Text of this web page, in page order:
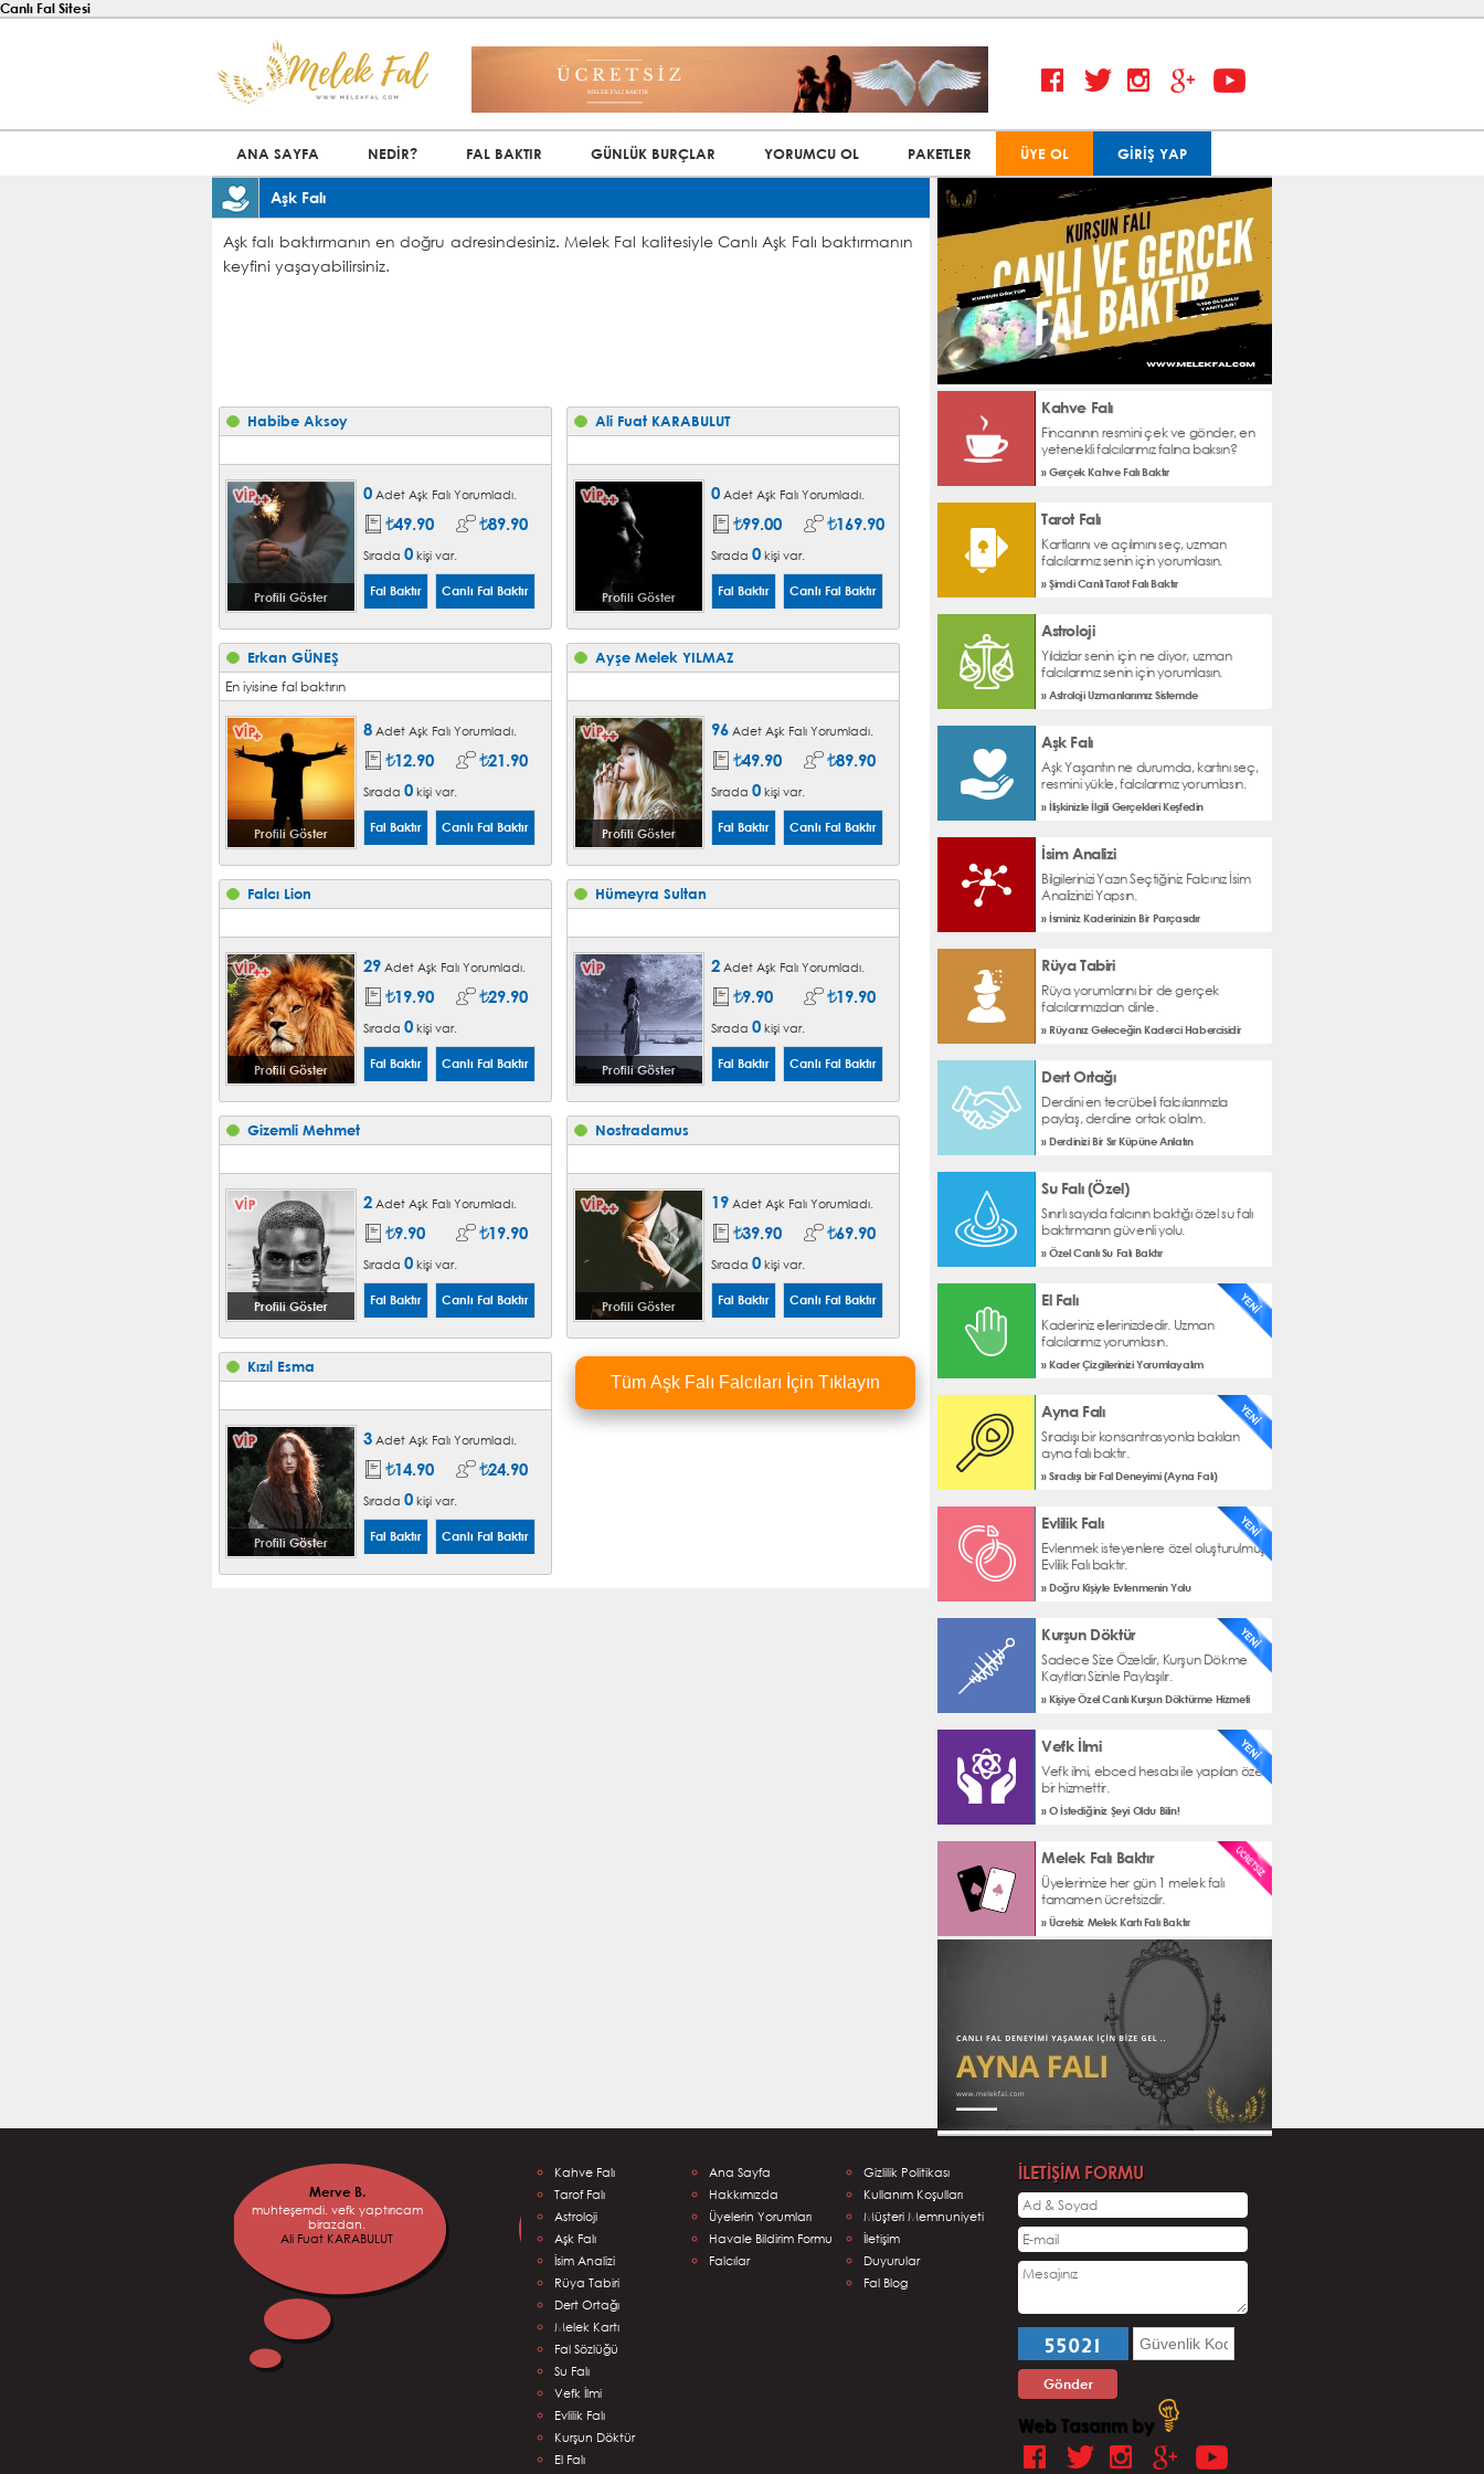
Canlı Fal Sitesi
ANA SAYFA NEDİR? FAL BAKTIR GÜNLÜK BURÇLAR YORUMCU OL PAKETLER ÜYE OL GİRİŞ YAP
Aşk Falı
Aşk falı baktırmanın en doğru adresindesiniz. Melek Fal kalitesiyle Canlı Aşk Falı baktırmanın
keyfini yaşayabilirsiniz.
Habibe Aksoy
Profili Göster
0 Adet Aşk Falı Yorumladı.
49.90 89.90
Sırada 0 kişi var.
Ali Fuat KARABULUT
Profili Göster
0 Adet Aşk Falı Yorumladı.
99.00 169.90
Sırada 0 kişi var.
Erkan GÜNEŞ
En iyisine fal baktırın
Profili Göster
8 Adet Aşk Falı Yorumladı.
12.90 21.90
Sırada 0 kişi var.
Ayşe Melek YILMAZ
Profili Göster
96 Adet Aşk Falı Yorumladı.
49.90 89.90
Sırada 0 kişi var.
Falcı Lion
Profili Göster
29 Adet Aşk Falı Yorumladı.
19.90 29.90
Sırada 0 kişi var.
Hümeyra Sultan
Profili Göster
2 Adet Aşk Falı Yorumladı.
9.90 19.90
Sırada 0 kişi var.
Gizemli Mehmet
Profili Göster
2 Adet Aşk Falı Yorumladı.
9.90 19.90
Sırada 0 kişi var.
Nostradamus
Profili Göster
19 Adet Aşk Falı Yorumladı.
39.90 69.90
Sırada 0 kişi var.
Kızıl Esma
Profili Göster
3 Adet Aşk Falı Yorumladı.
14.90 24.90
Sırada 0 kişi var.
Tüm Aşk Falı Falcıları İçin Tıklayın
Kahve Falı
Fincanının resmini çek ve gönder, en
yetenekli falcılarımız falına baksın?
» Gerçek Kahve Falı Baktır
Tarot Falı
Kartlarını ve açılımını seç, uzman
falcılarımız senin için yorumlasın.
» Şimdi Canlı Tarot Falı Baktır
Astroloji
Yıldızlar senin için ne diyor, uzman
falcılarımız senin için yorumlasın.
» Astroloji Uzmanlarımız Sistemde
Aşk Falı
Aşk Yaşantın ne durumda, kartını seç,
resmini yükle, falcılarımız yorumlasın.
» İlişkinizle İlgili Gerçekleri Keşfedin
İsim Analizi
Bilgilerinizi Yazın Seçtiğiniz Falcınız İsim
Analizinizi Yapsın.
» İsminiz Kaderinizin Bir Parçasıdır
Rüya Tabiri
Rüya yorumlarını bir de gerçek
falcılarımızdan dinle.
» Rüyanız Geleceğin Kaderci Habercisidir
Dert Ortağı
Derdini en tecrübeli falcılarımızla
paylaş, derdine ortak olalım.
» Derdinizi Bir Sır Küpüne Anlatın
Su Falı (Özel)
Sınırlı sayıda falcının baktığı özel su falı
baktırmanın güvenli yolu.
» Özel Canlı Su Falı Baktır
El Falı
Kaderiniz ellerinizdedir. Uzman
falcılarımız yorumlasın.
» Kader Çizgilerinizi Yorumlayalım
Ayna Falı
Sıradışı bir konsantrasyonla bakılan
ayna falı baktır.
» Sıradışı bir Fal Deneyimi (Ayna Falı)
Evlilik Falı
Evlenmek isteyenlere özel oluşturulmuş
Evlilik Falı baktır.
» Doğru Kişiyle Evlenmenin Yolu
Kurşun Döktür
Sadece Size Özeldir, Kurşun Dökme
Kayıtları Sizinle Paylaşılır.
» Kişiye Özel Canlı Kurşun Döktürme Hizmeti
Vefk İlmi
Vefk ilmi, ebced hesabı ile yapılan özel
bir hizmettir.
» O İstediğiniz Şeyi Oldu Bilin!
Melek Falı Baktır
Üyelerimize her gün 1 melek falı
tamamen ücretsizdir.
» Ücretsiz Melek Kartı Falı Baktır
Kafamdaki çoğu sorunlar
giderildi teşekkür ederim yine
geleceğim fal baktırmaya.
Gizemli Mehmet
Şeyma S.
:) Çok güzel bakımdı eline
sağlık.
Gizemli Mehmet
Zerrin T.
Ağzına eline sağlık nice fallara
:)
Tuğrul E.
Gizemli Mehmet
Kahve Falı
Tarof Falı
Astroloji
Aşk Falı
İsim Analizi
Rüya Tabiri
Dert Ortağı
Melek Kartı
Fal Sözlüğü
Su Falı
Vefk İlmi
Evlilik Falı
Kurşun Döktür
El Falı
Ana Sayfa
Hakkımızda
Üyelerin Yorumları
Havale Bildirim Formu
Falcılar
Gizlilik Politikası
Kullanım Koşulları
Müşteri Memnuniyeti
İletişim
Duyurular
Fal Blog
İLETİŞİM FORMU
Web Tasarım by